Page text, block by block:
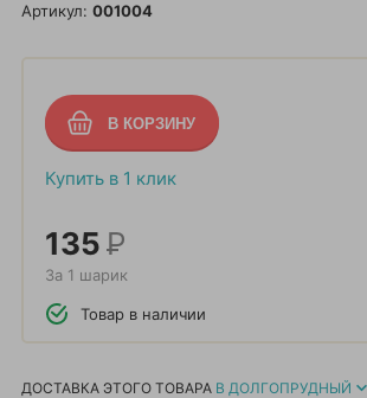
Артикул: 001004
Купить в 1 клик
135Р
За 1 шарик
Товар в наличии
ДОСТАВКА ЭТОГО ТОВАРА В ДОЛГОПРУДНЫЙ